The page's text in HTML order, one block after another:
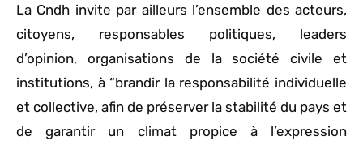
La Cndh invite par ailleurs l’ensemble des acteurs,
citoyens, responsables politiques, leaders
d’opinion, organisations de la société civile et
institutions, à “brandir la responsabilité individuelle
et collective, afin de préserver la stabilité du pays et
de garantir un climat propice à l’expression